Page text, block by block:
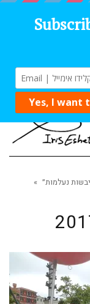
נעלמות״ »